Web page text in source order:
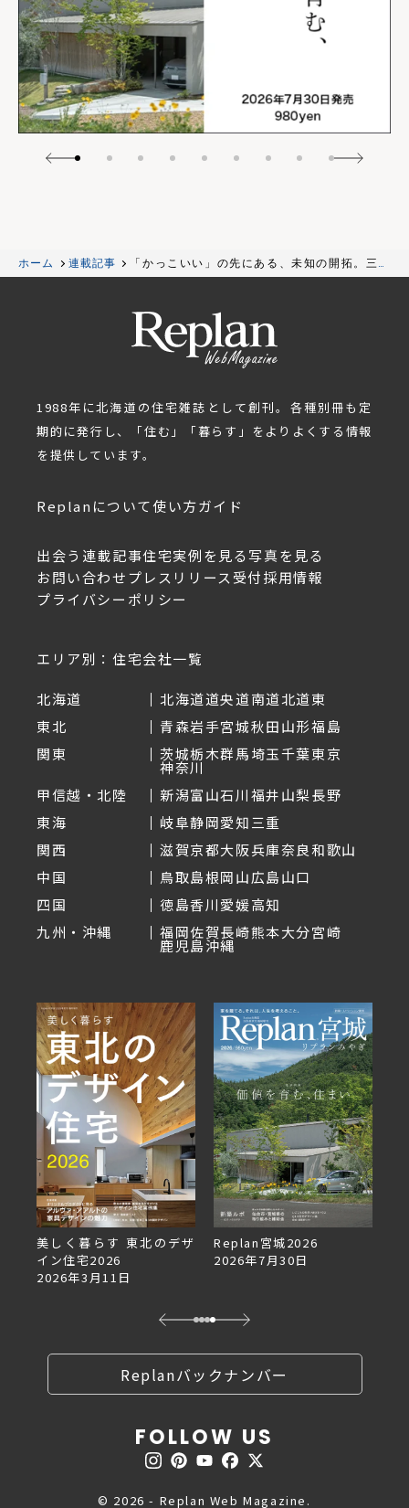
ホーム 連載記事
「かっこいい」の先にある、未知の開拓。三五
工務店が小樽・春香町で描く「山郷」という未
1988年に北海道の住宅雑誌として創刊。各種別冊も定
期的に発行し、「住む」「暮らす」をよりよくする情報
を提供しています。
Replanについて使い方ガイド
出会う 連載記事住宅実例を見る写真を見る
お問い合わせ プレスリリース受付採用情報
プライバシーポリシー
エリア別：住宅会社一覧
北海道 北海道道央道南道北道東
東北
青森岩手宮城秋田山形福島
関東
茨城栃木群馬埼玉千葉東京
神奈川
甲信越・北陸
新潟富山石川福井山梨長野
東海
岐阜静岡愛知三重
関西
滋賀京都大阪兵庫奈良和歌山
中国
鳥取島根岡山広島山口
四国
徳島香川愛媛高知
九州・沖縄
福岡佐賀長崎熊本大分宮崎
鹿児島沖縄
美しく暮らす 東北のデザ
イン住宅2026
2026年3月11日
Replan宮城2026
2026年7月30日
Replanバックナンバー
FOLLOW US
© 2026 - Replan Web Magazine.